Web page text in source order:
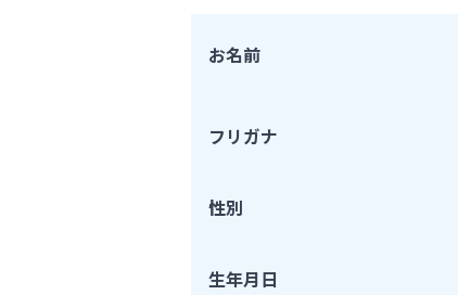
お名前
フリガナ
性別
生年月日